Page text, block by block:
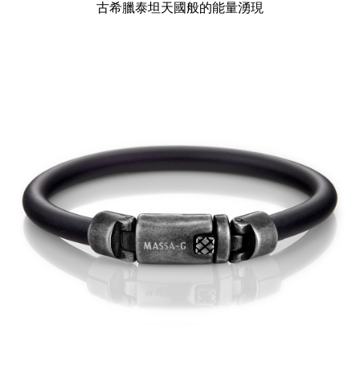
古希臘泰坦天國般的能量湧現